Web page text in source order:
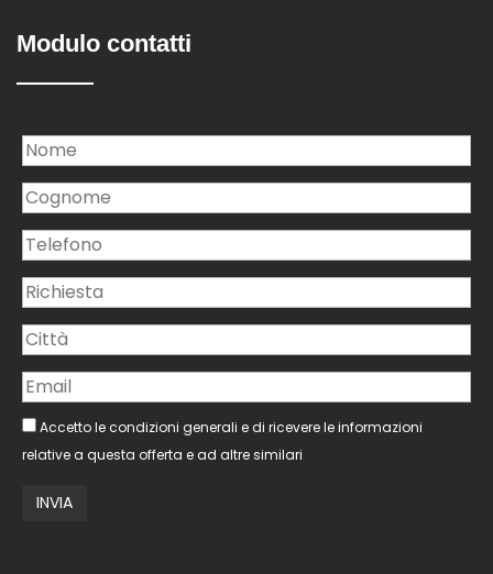
Modulo contatti
Accetto le condizioni generali e di ricevere le informazioni
relative a questa offerta e ad altre similari